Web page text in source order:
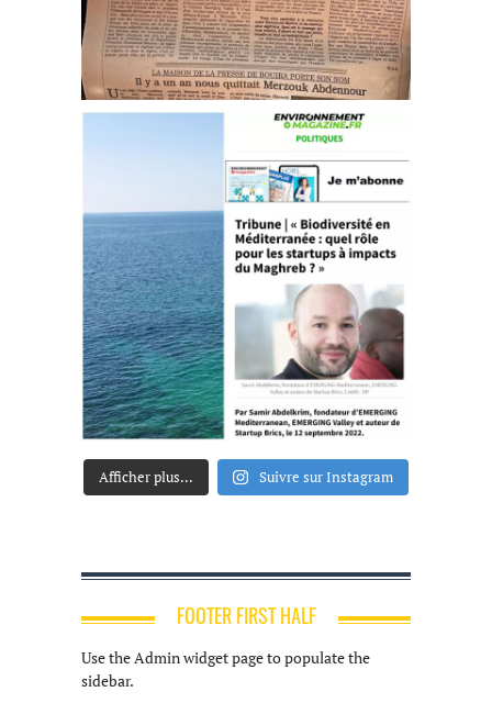
Afficher plus... Suivre sur Instagram
FOOTER FIRST HALF
Use the Admin widget page to populate the
sidebar.